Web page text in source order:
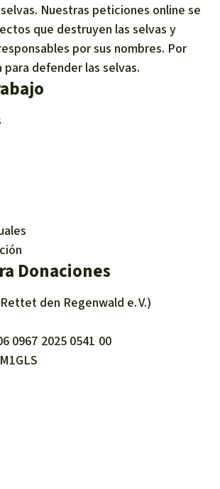
Nuestras peticiones online se
que destruyen las selvas y
por sus nombres. Por
defender las selvas.
Donaciones
den Regenwald e. V.)
0967 2025 0541 00